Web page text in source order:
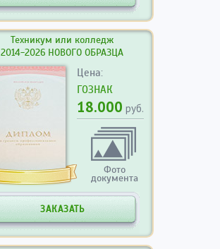
Техникум или колледж
2014-2026 НОВОГО ОБРАЗЦА
Цена:
ГОЗНАК
18.000 руб.
Фото
документа
ЗАКАЗАТЬ